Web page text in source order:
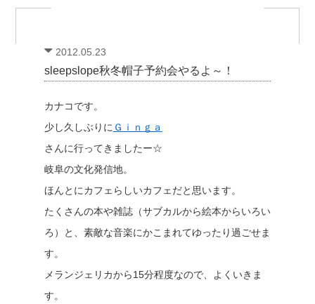
2012.05.23
sleepslope秋冬帽子予約会やるよ～！
カナコです。
少し久しぶりに Ｇｉｎｇａ
さんに行ってきましたー☆
岐阜の文化発信地。
ほんとにカフェらしいカフェだと思います。
たくさんの本や雑誌（サブカルから絵本からいろい
ろ）と、素敵な音楽にかこまれてゆったり過ごせま
す。
メランジェリカから15分程度なので、よくいきま
す。